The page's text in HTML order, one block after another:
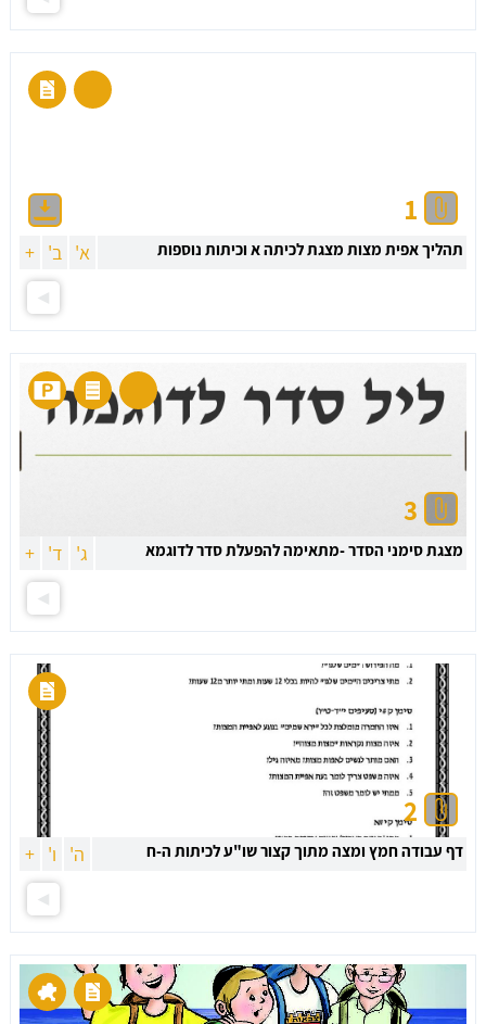
1
תהליך אפית מצות מצגת לכיתה א וכיתות נוספות א' ב' +
3
מצגת סימני הסדר -מתאימה להפעלת סדר לדוגמא ג' ד' +
2
דף עבודה חמץ ומצה מתוך קצור שו"ע לכיתות ה-ח ה' ו' +